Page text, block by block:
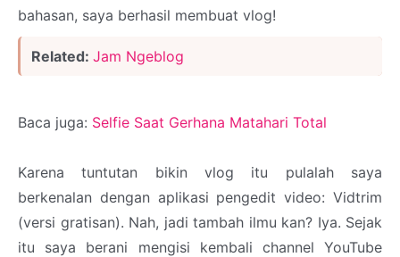
bahasan, saya berhasil membuat vlog!
Related: Jam Ngeblog
Baca juga: Selfie Saat Gerhana Matahari Total
Karena tuntutan bikin vlog itu pulalah saya
berkenalan dengan aplikasi pengedit video: Vidtrim
(versi gratisan). Nah, jadi tambah ilmu kan? Iya. Sejak
itu saya berani mengisi kembali channel YouTube